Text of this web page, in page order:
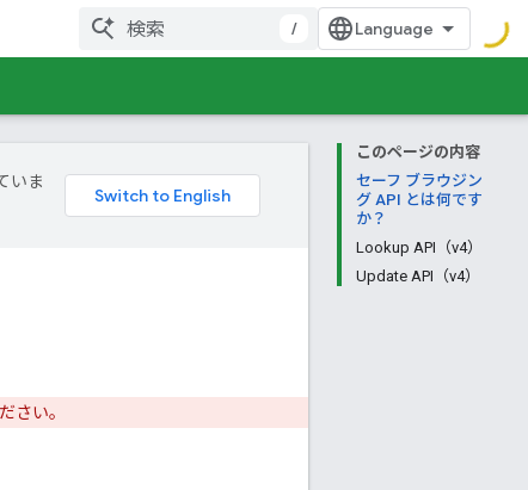
/
このページの内容
セーフ ブラウジン
グ API とは何です
か？
Lookup API（v4）
Update API（v4）
いま
さい。